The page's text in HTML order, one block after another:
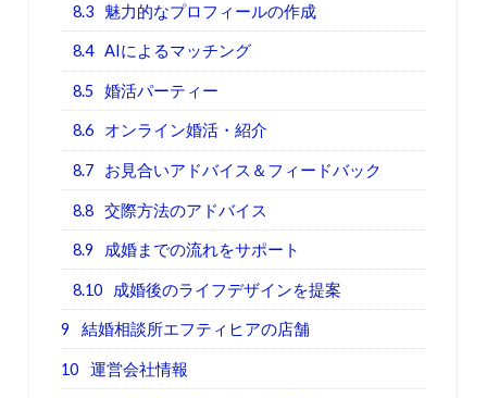
8.3 魅力的なプロフィールの作成
8.4 AIによるマッチング
8.5 婚活パーティー
8.6 オンライン婚活・紹介
8.7 お見合いアドバイス＆フィードバック
8.8 交際方法のアドバイス
8.9 成婚までの流れをサポート
8.10 成婚後のライフデザインを提案
9 結婚相談所エフティヒアの店舗
10 運営会社情報